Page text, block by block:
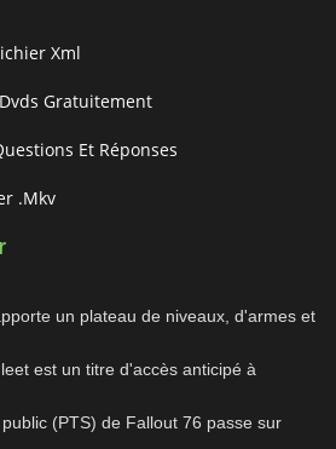
Xml
Gratuitement
Et Réponses
.mkv
un plateau de niveaux, d'armes et
est un titre d'accès anticipé à
(PTS) de Fallout 76 passe sur